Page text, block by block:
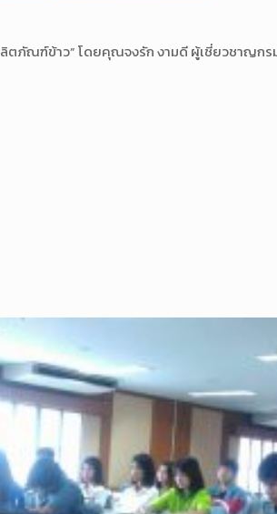
ลิตภัณฑ์ข้าว” โดยคุณจงรัก งามดี ผู้เชี่ยวชาญกร